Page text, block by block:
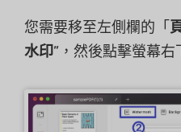
您需要移至左側欄的「
水印”，然後點擊螢幕右